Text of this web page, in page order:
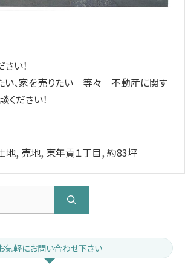
い！
い、家を売りたい 等々 不動産に関す
ください！
地, 売地, 東年貢１丁目, 約83坪
気軽にお問い合わせ下さい